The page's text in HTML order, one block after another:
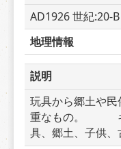
AD1926 世紀:20-
地理情報
説明
玩具から郷土や
重なもの。　　
具、郷土、子供、